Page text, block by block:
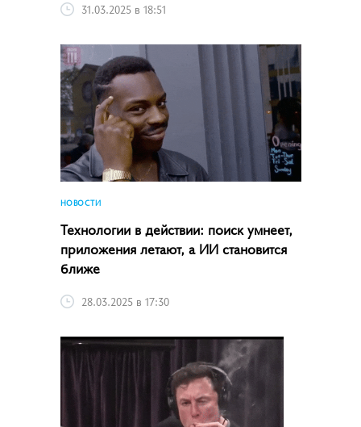
31.03.2025 в 18:51
НОВОСТИ
Технологии в действии: поиск умнеет,
приложения летают, а ИИ становится
ближе
28.03.2025 в 17:30